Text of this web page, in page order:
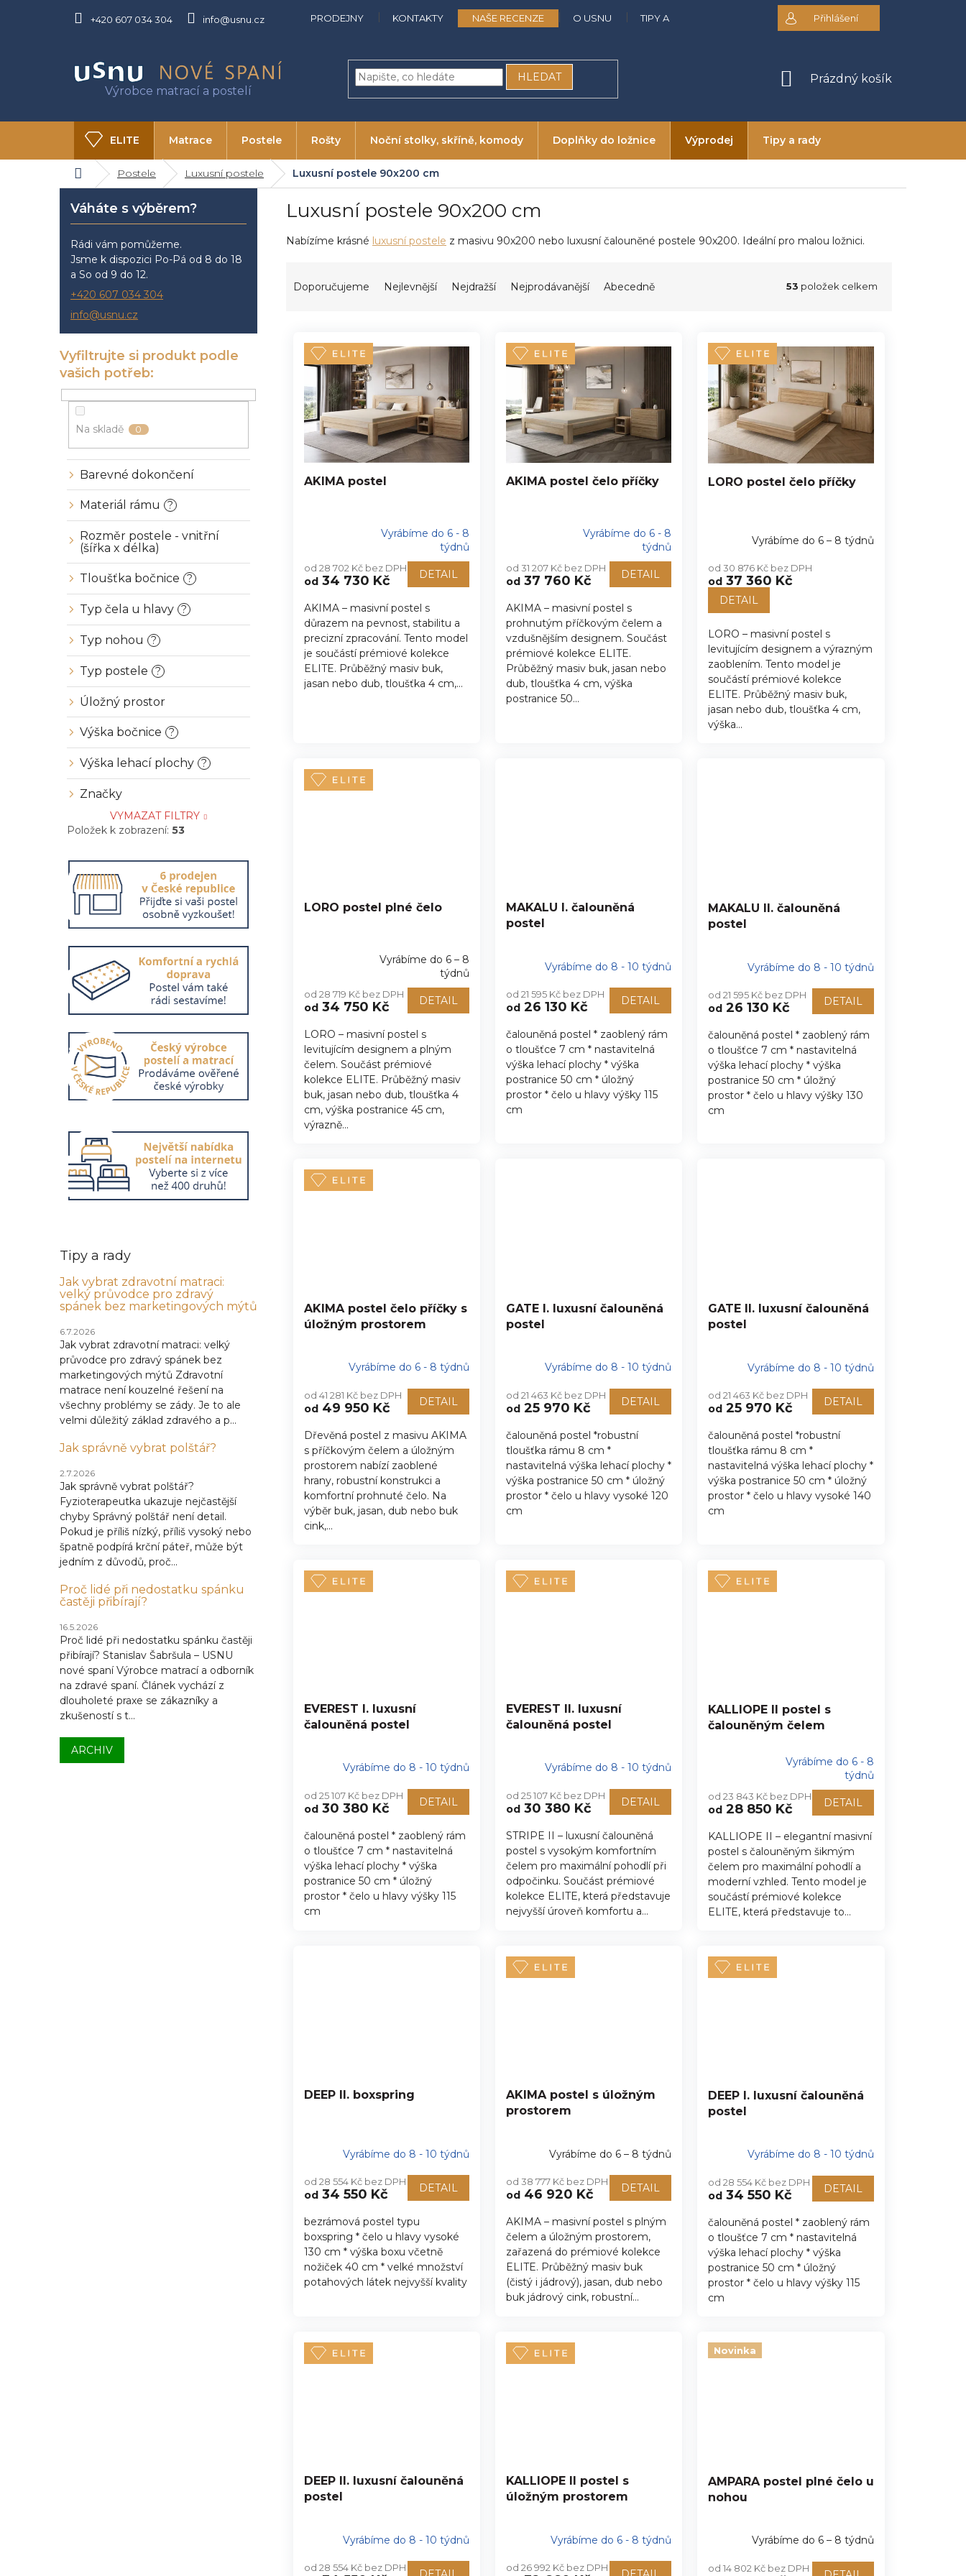
+420 607 034 304 info@usnu.cz PRODEJNY KONTAKTY NAŠE RECENZE O USNU TIPY A RADY DOPRAVA A PLATBA OBCHODNÍ PODMÍNKY
Přihlášení
HLEDAT
NÁKUPNÍ
Prázdný košík
ELITE Matrace Postele Rošty Noční stolky, skříně, komody Doplňky do ložnice Výprodej Tipy a rady
O USNU Kontakty
DomůPostele Luxusní postele Luxusní postele 90x200 cm
p
a
n
e
l
Váháte s výběrem?
Rádi vám pomůžeme.
Jsme k dispozici Po-Pá od 8 do 18
a So od 9 do 12.
+420 607 034 304
info@usnu.cz
Na skladě 0
Značky
Barevné dokončení
Materiál rámu ?
Rozměr postele - vnitřní
(šířka x délka)
Tloušťka bočnice ?
Typ čela u hlavy ?
Typ nohou ?
Typ postele ?
Úložný prostor
Výška bočnice ?
Výška lehací plochy ?
VYMAZAT FILTRY
Položek k zobrazení: 53
Tipy a rady
Jak vybrat zdravotní matraci:
velký průvodce pro zdravý
spánek bez marketingových mýtů
6.7.2026
Jak vybrat zdravotní matraci: velký
průvodce pro zdravý spánek bez
marketingových mýtů Zdravotní
matrace není kouzelné řešení na
všechny problémy se zády. Je to ale
velmi důležitý základ zdravého a p...
Jak správně vybrat polštář?
2.7.2026
Jak správně vybrat polštář?
Fyzioterapeutka ukazuje nejčastější
chyby Správný polštář není detail.
Pokud je příliš nízký, příliš vysoký nebo
špatně podpírá krční páteř, může být
jedním z důvodů, proč...
Proč lidé při nedostatku spánku
častěji přibírají?
16.5.2026
Proč lidé při nedostatku spánku častěji
přibírají? Stanislav Šabršula – USNU
nové spaní Výrobce matrací a odborník
na zdravé spaní. Článek vychází z
dlouholeté praxe se zákazníky a
zkušeností s t...
ARCHIV
Luxusní postele 90x200 cm
Nabízíme krásné luxusní postele z masivu 90x200 nebo luxusní čalouněné postele 90x200. Ideální pro malou ložnici.
Doporučujeme Nejlevnější Nejdražší Nejprodávanější Abecedně 53 položek celkem
AKIMA postel
produktu
je
z
5
hvězdiček.
Vyrábíme do 6 - 8
týdnů
od 28 702 Kč bez DPH
od 34 730 Kč DETAIL
AKIMA – masivní postel s
důrazem na pevnost, stabilitu a
precizní zpracování. Tento model
je součástí prémiové kolekce
ELITE. Průběžný masiv buk,
jasan nebo dub, tloušťka 4 cm,...
AKIMA postel čelo příčky
produktu
je
z
5
hvězdiček.
Vyrábíme do 6 - 8
týdnů
od 31 207 Kč bez DPH
od37 760 Kč DETAIL
AKIMA – masivní postel s
prohnutým příčkovým čelem a
vzdušnějším designem. Součást
prémiové kolekce ELITE.
Průběžný masiv buk, jasan nebo
dub, tloušťka 4 cm, výška
postranice 50...
LORO postel čelo příčky
Vyrábíme do 6 – 8 týdnů
od 30 876 Kč bez DPH
od37 360 Kč
DETAIL
LORO – masivní postel s
levitujícím designem a výrazným
zaoblením. Tento model je
součástí prémiové kolekce
ELITE. Průběžný masiv buk,
jasan nebo dub, tloušťka 4 cm,
výška...
LORO postel plné čelo
produktu
je
z
5
hvězdiček.
Vyrábíme do 6 – 8
týdnů
od 28 719 Kč bez DPH
od 34 750 Kč DETAIL
LORO – masivní postel s
levitujícím designem a plným
čelem. Součást prémiové
kolekce ELITE. Průběžný masiv
buk, jasan nebo dub, tloušťka 4
cm, výška postranice 45 cm,
výrazně...
MAKALU I. čalouněná
postel
Vyrábíme do 8 - 10 týdnů
od 21 595 Kč bez DPH
od26 130 Kč DETAIL
čalouněná postel * zaoblený rám
o tloušťce 7 cm * nastavitelná
výška lehací plochy * výška
postranice 50 cm * úložný
prostor * čelo u hlavy výšky 115
cm
MAKALU II. čalouněná
postel
Vyrábíme do 8 - 10 týdnů
od 21 595 Kč bez DPH
od26 130 Kč DETAIL
čalouněná postel * zaoblený rám
o tloušťce 7 cm * nastavitelná
výška lehací plochy * výška
postranice 50 cm * úložný
prostor * čelo u hlavy výšky 130
cm
AKIMA postel čelo příčky s
úložným prostorem
Vyrábíme do 6 - 8 týdnů
od 41 281 Kč bez DPH
od 49 950 Kč DETAIL
Dřevěná postel z masivu AKIMA
s příčkovým čelem a úložným
prostorem nabízí zaoblené
hrany, robustní konstrukci a
komfortní prohnuté čelo. Na
výběr buk, jasan, dub nebo buk
cink,...
GATE I. luxusní čalouněná
postel
Vyrábíme do 8 - 10 týdnů
od 21 463 Kč bez DPH
od25 970 Kč DETAIL
čalouněná postel *robustní
tloušťka rámu 8 cm *
nastavitelná výška lehací plochy *
výška postranice 50 cm * úložný
prostor * čelo u hlavy vysoké 120
cm
GATE II. luxusní čalouněná
postel
Vyrábíme do 8 - 10 týdnů
od 21 463 Kč bez DPH
od25 970 Kč DETAIL
čalouněná postel *robustní
tloušťka rámu 8 cm *
nastavitelná výška lehací plochy *
výška postranice 50 cm * úložný
prostor * čelo u hlavy vysoké 140
cm
EVEREST I. luxusní
čalouněná postel
Vyrábíme do 8 - 10 týdnů
od 25 107 Kč bez DPH
od 30 380 Kč DETAIL
čalouněná postel * zaoblený rám
o tloušťce 7 cm * nastavitelná
výška lehací plochy * výška
postranice 50 cm * úložný
prostor * čelo u hlavy výšky 115
cm
EVEREST II. luxusní
čalouněná postel
Vyrábíme do 8 - 10 týdnů
od 25 107 Kč bez DPH
od30 380 Kč DETAIL
STRIPE II – luxusní čalouněná
postel s vysokým komfortním
čelem pro maximální pohodlí při
odpočinku. Součást prémiové
kolekce ELITE, která představuje
nejvyšší úroveň komfortu a...
KALLIOPE II postel s
čalouněným čelem
produktu
je
z
5
hvězdiček.
Vyrábíme do 6 - 8
týdnů
od 23 843 Kč bez DPH
od28 850 Kč DETAIL
KALLIOPE II – elegantní masivní
postel s čalouněným šikmým
čelem pro maximální pohodlí a
moderní vzhled. Tento model je
součástí prémiové kolekce
ELITE, která představuje to...
DEEP II. boxspring
Vyrábíme do 8 - 10 týdnů
od 28 554 Kč bez DPH
od 34 550 Kč DETAIL
bezrámová postel typu
boxspring * čelo u hlavy vysoké
130 cm * výška boxu včetně
nožiček 40 cm * velké množství
potahových látek nejvyšší kvality
AKIMA postel s úložným
prostorem
Vyrábíme do 6 – 8 týdnů
od 38 777 Kč bez DPH
od46 920 Kč DETAIL
AKIMA – masivní postel s plným
čelem a úložným prostorem,
zařazená do prémiové kolekce
ELITE. Průběžný masiv buk
(čistý i jádrový), jasan, dub nebo
buk jádrový cink, robustní...
DEEP I. luxusní čalouněná
postel
Vyrábíme do 8 - 10 týdnů
od 28 554 Kč bez DPH
od34 550 Kč DETAIL
čalouněná postel * zaoblený rám
o tloušťce 7 cm * nastavitelná
výška lehací plochy * výška
postranice 50 cm * úložný
prostor * čelo u hlavy výšky 115
cm
DEEP II. luxusní čalouněná
postel
Vyrábíme do 8 - 10 týdnů
od 28 554 Kč bez DPH
KALLIOPE II postel s
úložným prostorem
Vyrábíme do 6 - 8 týdnů
od 26 992 Kč bez DPH
Novinka
AMPARA postel plné čelo u
nohou
Vyrábíme do 6 – 8 týdnů
od 14 802 Kč bez DPH